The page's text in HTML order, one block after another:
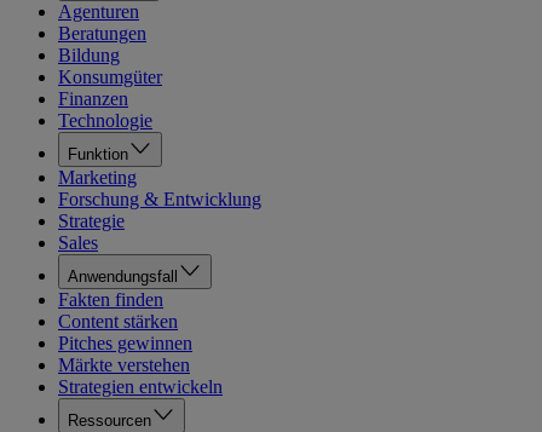
Agenturen
Beratungen
Bildung
Konsumgüter
Finanzen
Technologie
Funktion
Marketing
Forschung & Entwicklung
Strategie
Sales
Anwendungsfall
Fakten finden
Content stärken
Pitches gewinnen
Märkte verstehen
Strategien entwickeln
Ressourcen